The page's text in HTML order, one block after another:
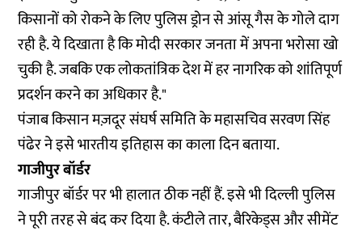
किसानों को रोकने के लिए पुलिस ड्रोन से आंसू गैस के गोले दाग
रही है. ये दिखाता है कि मोदी सरकार जनता में अपना भरोसा खो
चुकी है. जबकि एक लोकतांत्रिक देश में हर नागरिक को शांतिपूर्ण
प्रदर्शन करने का अधिकार है."
पंजाब किसान मज़दूर संघर्ष समिति के महासचिव सरवण सिंह
पंढेर ने इसे भारतीय इतिहास का काला दिन बताया.
गाजीपुर बॉर्डर
गाजीपुर बॉर्डर पर भी हालात ठीक नहीं हैं. इसे भी दिल्ली पुलिस
ने पूरी तरह से बंद कर दिया है. कंटीले तार, बैरिकेड्स और सीमेंट